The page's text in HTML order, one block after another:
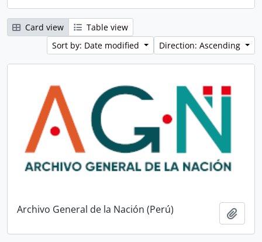
Card view
Table view
Sort by: Date modified
Direction: Ascending
Archivo General de la Nación (Perú)